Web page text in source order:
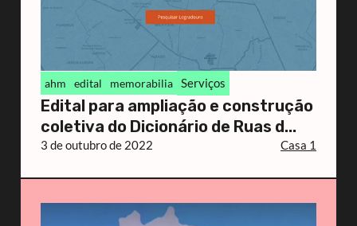
ahm edital memorabilia Serviços
Edital para ampliação e construção
coletiva do Dicionário de Ruas d...
3 de outubro de 2022 Casa 1